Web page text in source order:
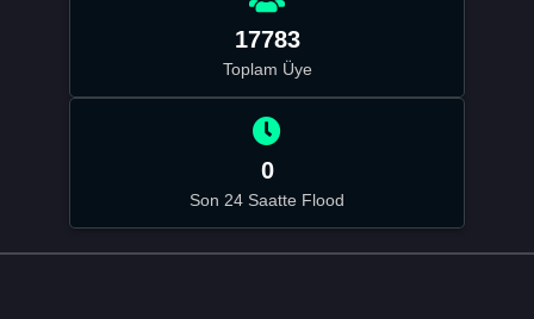
17783
Toplam Üye
0
Son 24 Saatte Flood